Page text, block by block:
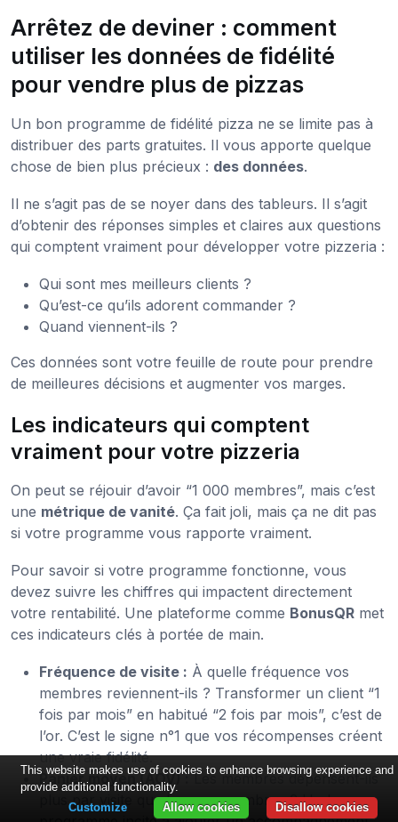
Arrêtez de deviner : comment
utiliser les données de fidélité
pour vendre plus de pizzas
Un bon programme de fidélité pizza ne se limite pas à
distribuer des parts gratuites. Il vous apporte quelque
chose de bien plus précieux : des données.
Il ne s’agit pas de se noyer dans des tableurs. Il s’agit
d’obtenir des réponses simples et claires aux questions
qui comptent vraiment pour développer votre pizzeria :
Qui sont mes meilleurs clients ?
Qu’est-ce qu’ils adorent commander ?
Quand viennent-ils ?
Ces données sont votre feuille de route pour prendre
de meilleures décisions et augmenter vos marges.
Les indicateurs qui comptent
vraiment pour votre pizzeria
On peut se réjouir d’avoir “1 000 membres”, mais c’est
une métrique de vanité. Ça fait joli, mais ça ne dit pas
si votre programme vous rapporte vraiment.
Pour savoir si votre programme fonctionne, vous
devez suivre les chiffres qui impactent directement
votre rentabilité. Une plateforme comme BonusQR met
ces indicateurs clés à portée de main.
Fréquence de visite : À quelle fréquence vos
membres reviennent-ils ? Transformer un client “1
fois par mois” en habitué “2 fois par mois”, c’est de
l’or. C’est le signe n°1 que vos récompenses créent
une vraie fidélité.
Panier moyen (AOV) :Les membres dépensent-ils
plus par visite que les non-membres ? Un bon
This website makes use of cookies to enhance browsing experience and
provide additional functionality.
Disallow cookies
Allow cookies
Customize